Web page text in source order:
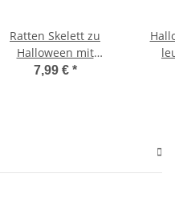
Ratten Skelett zu
Halloween mit
beweglichem Kiefer
7,99 € *